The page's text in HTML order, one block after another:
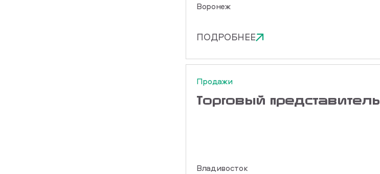
Воронеж
ПОДРОБНЕЕ
Продажи
Торговый представитель
Владивосток